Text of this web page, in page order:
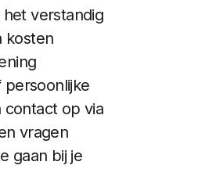
verstandig
kosten
op via
vragen
gaan bij je